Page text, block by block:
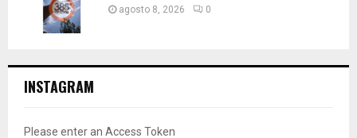
agosto 8, 2026 0
INSTAGRAM
Please enter an Access Token